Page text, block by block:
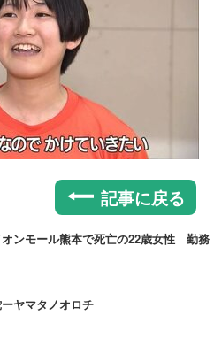
記事に戻る
ンモール熊本で死亡の22歳女性 勤務
ヤマタノオロチ